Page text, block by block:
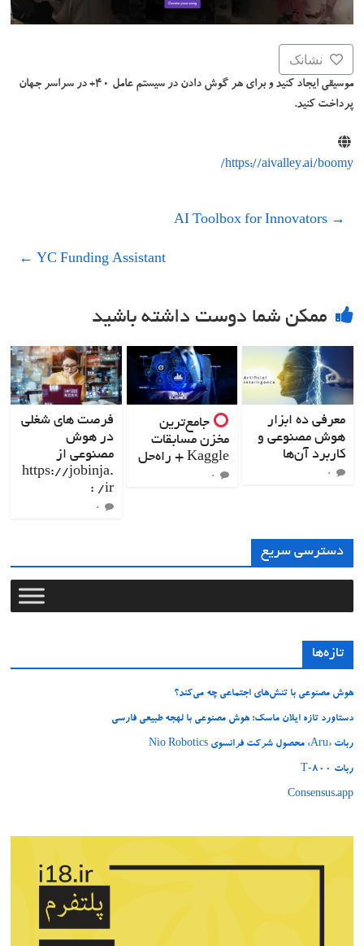
نشانک
موسیقی ایجاد کنید و برای هر گوش دادن در سیستم عامل ۴۰+ در سراسر جهان
پرداخت کنید.
https://aivalley.ai/boomy/
→
AI Toolbox for Innovators
YC Funding Assistant
←
ممکن شما دوست داشته باشید
معرفی ده ابزار
هوش مصنوعی و
کاربرد آن‌ها
۰
جامع‌ترین
مخزن مسابقات
Kaggle + راه‌حل
۰
فرصت های ‌شغلی
در هوش
مصنوعی از
https://jobinja.
ir/ :
۰
دسترسی سریع
تازه‌ها
هوش مصنوعی با تنش‌های اجتماعی چه می‌کند؟
دستاورد تازه ایلان ماسک؛ هوش مصنوعی با لهجه طبیعی فارسی
ربات «Aru» محصول شرکت فرانسوی Nio Robotics
ربات T‑800
Consensus.app